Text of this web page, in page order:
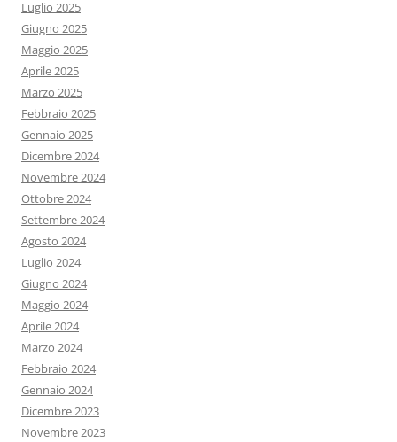
Luglio 2025
Giugno 2025
Maggio 2025
Aprile 2025
Marzo 2025
Febbraio 2025
Gennaio 2025
Dicembre 2024
Novembre 2024
Ottobre 2024
Settembre 2024
Agosto 2024
Luglio 2024
Giugno 2024
Maggio 2024
Aprile 2024
Marzo 2024
Febbraio 2024
Gennaio 2024
Dicembre 2023
Novembre 2023